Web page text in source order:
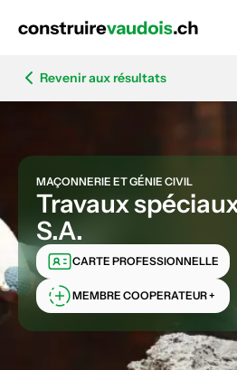
Revenir aux résultats
MAÇONNERIE ET GÉNIE CIVIL
Travaux
S.A.
CARTE PROFESSIONNELLE
MEMBRE COOPERATEUR +